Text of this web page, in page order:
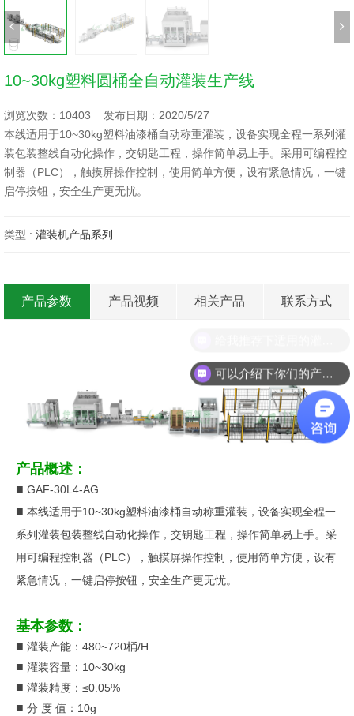
10~30kg塑料圆桶全自动灌装生产线
浏览次数：10403 发布日期：2020/5/27
本线适用于10~30kg塑料油漆桶自动称重灌装，设备实现全程一系列灌
装包装整线自动化操作，交钥匙工程，操作简单易上手。采用可编程控
制器（PLC），触摸屏操作控制，使用简单方便，设有紧急情况，一键
启停按钮，安全生产更无忧。
类型 : 灌装机产品系列
产品参数 产品视频 相关产品 联系方式
产品概述：
■ GAF-30L4-AG
■ 本线适用于10~30kg塑料油漆桶自动称重灌装，设备实现全程一
系列灌装包装整线自动化操作，交钥匙工程，操作简单易上手。采
用可编程控制器（PLC），触摸屏操作控制，使用简单方便，设有
紧急情况，一键启停按钮，安全生产更无忧。
基本参数：
■ 灌装产能：480~720桶/H
■ 灌装容量：10~30kg
■ 灌装精度：≤0.05%
■ 分 度 值：10g
可以介绍下你们的产品么？